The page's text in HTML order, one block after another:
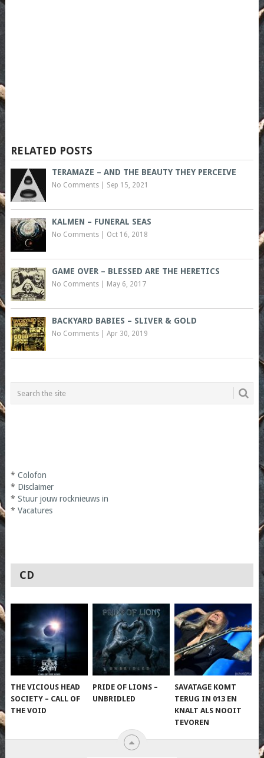
RELATED POSTS
TERAMAZE – AND THE BEAUTY THEY PERCEIVE
No Comments| Sep 15, 2021
KALMEN – FUNERAL SEAS
No Comments| Oct 16, 2018
GAME OVER – BLESSED ARE THE HERETICS
No Comments| May 6, 2017
BACKYARD BABIES – SLIVER & GOLD
No Comments| Apr 30, 2019
* Colofon
* Disclaimer
* Stuur jouw rocknieuws in
* Vacatures
CD
THE VICIOUS HEAD
SOCIETY – CALL OF
THE VOID
PRIDE OF LIONS –
UNBRIDLED
SAVATAGE KOMT
TERUG IN 013 EN
KNALT ALS NOOIT
TEVOREN